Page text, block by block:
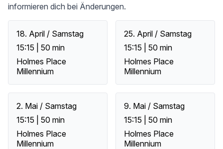
informieren dich bei Änderungen.
18. April / Samstag
15:15 | 50 min
Holmes Place
Millennium
25. April / Samstag
15:15 | 50 min
Holmes Place
Millennium
2. Mai / Samstag
15:15 | 50 min
Holmes Place
Millennium
9. Mai / Samstag
15:15 | 50 min
Holmes Place
Millennium